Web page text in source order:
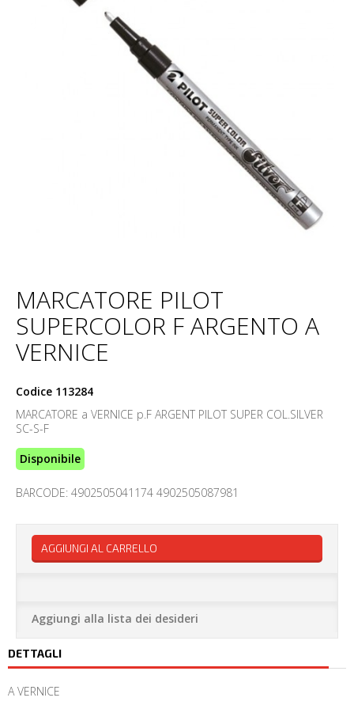
MARCATORE PILOT
SUPERCOLOR F ARGENTO A
VERNICE
Codice 113284
MARCATORE a VERNICE p.F ARGENT PILOT SUPER COL.SILVER
SC-S-F
Disponibile
BARCODE: 4902505041174 4902505087981
AGGIUNGI AL CARRELLO
Aggiungi alla lista dei desideri
DETTAGLI
A VERNICE